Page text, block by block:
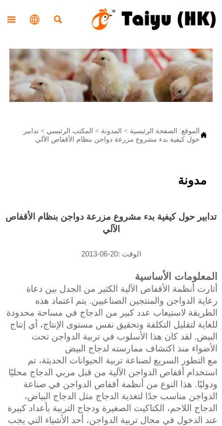



 الموقع: الصفحة الرئيسية > المدونة > المكتب الرئيسي > تدابير
حول كيفية بدء مشروع مزرعة دواجن بنظام الأقفاص الآلي
مدونة
تدابير حول كيفية بدء مشروع مزرعة دواجن بنظام الأقفاص
الآلي
الوقت :20-06-2013
المعلومات الأساسية
أثارت أنظمة الأقفاص الآلية الكثير من الجدل بين دعاة
رعاية الدواجن والمنتجين الصناعيين. يتم اعتماد هذه
الطريقة لاستيعاب عدد كبير من الدجاج في مساحة محدودة
للغاية لتقليل التكلفة وتحقيق نفس مستوى الإنتاج، أي إنتاج
البيض. لقد كان هذا الأسلوب في تربية الدواجن تحت
الأضواء منذ اكتشاف ممارسته لدجاج البيض
مع التطور السريع لصناعة تربية الحيوانات الحديثة، تم
استخدام أقفاص الدواجن الآلية من قبل مربي الدجاج محليًا
ودوليًا. هذا النوع من أنظمة أقفاص الدواجن في صناعة
الدواجن مناسب جدًا لتغذية الدجاج مثل الدجاج البياض،
الدجاج اللاحم، الكتاكيت الصغيرة ودجاج التربية بأعداد كبيرة
عند الدخول في مجال تربية الدواجن، أحد الأشياء التي يجب